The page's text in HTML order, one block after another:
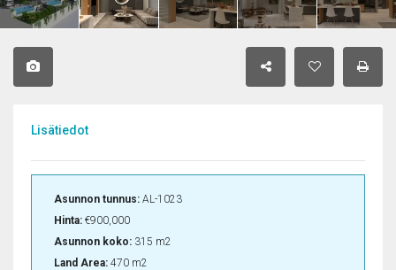
Lisätiedot
Asunnon tunnus: AL-1023
Hinta: €900,000
Asunnon koko: 315 m2
Land Area: 470 m2